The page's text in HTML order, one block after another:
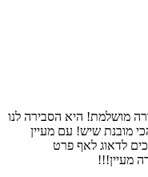
מושלמת! היא הסבירה לנו
מובנת שיש! עם מעיין
לדאוג לאף פרט
מעיין!!!